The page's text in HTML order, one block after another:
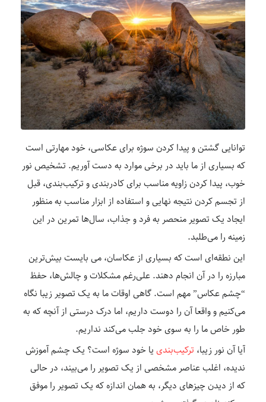
توانایی گشتن و پیدا کردن سوژه برای عکاسی، خود مهارتی است
که بسیاری از ما باید در برخی موارد به دست آوریم. تشخیص نور
خوب، پیدا کردن زاویه مناسب برای کادربندی و ترکیب‌بندی، قبل
از تجسم کردن نتیجه نهایی و استفاده از ابزار مناسب به منظور
ایجاد یک تصویر منحصر به فرد و جذاب، سال‌ها تمرین در این
زمینه را می‌طلبد.
این نطقه‌ای است که بسیاری از عکاسان، می بایست بیش‌ترین
مبارزه را در آن انجام دهند. علی‌رغم مشکلات و چالش‌ها، حفظ
“چشم عکاس” مهم است. گاهی اوقات ما به یک تصویر زیبا نگاه
می‌کنیم و واقعا آن را دوست داریم، اما درک درستی از آنچه که به
طور خاص ما را به سوی خود جلب می‌کند نداریم.
آیا آن نور زیبا، ترکیب‌بندییا خود سوژه است؟ یک چشم آموزش
ندیده، اغلب عناصر مشخصی از یک تصویر را می‌بیند، در حالی
که از دیدن چیزهای دیگر، به همان اندازه که یک تصویر را موفق